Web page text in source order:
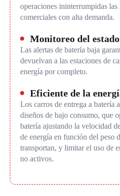
operaciones ininterrumpidas las
comerciales con alta demanda.
Monitoreo del
Las alertas de batería baja
devuelvan a las estaciones de
energía por completo.
Eficiente de la
Los carros de entrega a batería
diseños de bajo consumo, que
batería ajustando la velocidad
de energía en función del peso
transportan, y limitar el uso de
no activos.